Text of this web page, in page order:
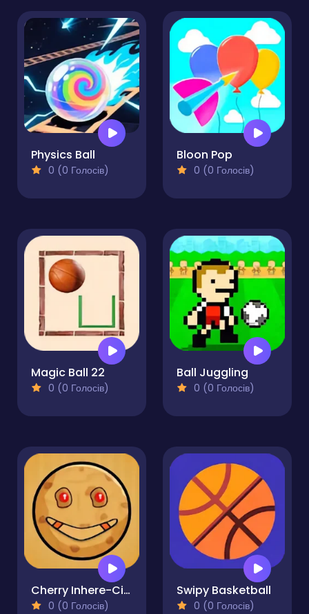
Physics Ball
0 (0 Голосів)
Bloon Pop
0 (0 Голосів)
Magic Ball 22
0 (0 Голосів)
Ball Juggling
0 (0 Голосів)
Cherry Inhere-Circle Pong King
0 (0 Голосів)
Swipy Basketball
0 (0 Голосів)